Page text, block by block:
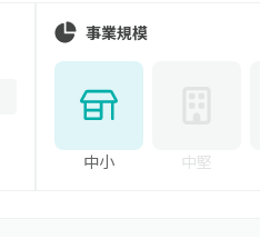
事業規模
中小 中堅